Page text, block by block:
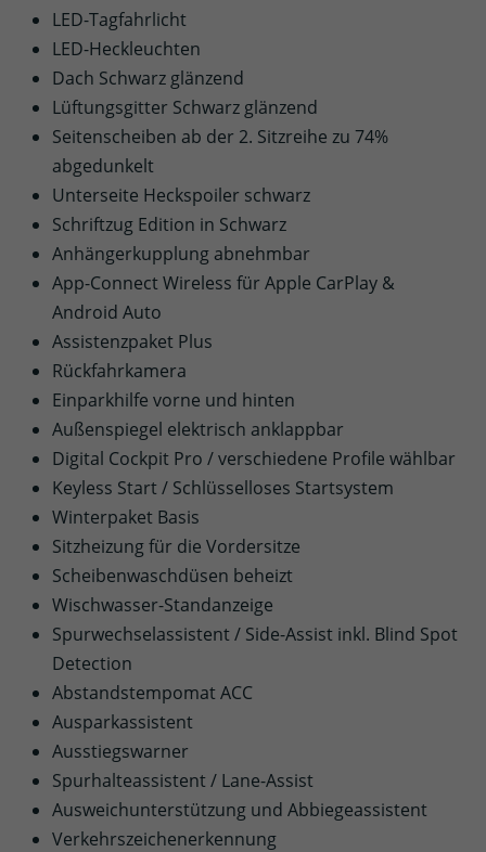
LED-Tagfahrlicht
LED-Heckleuchten
Dach Schwarz glänzend
Lüftungsgitter Schwarz glänzend
Seitenscheiben ab der 2. Sitzreihe zu 74%
abgedunkelt
Unterseite Heckspoiler schwarz
Schriftzug Edition in Schwarz
Anhängerkupplung abnehmbar
App-Connect Wireless für Apple CarPlay &
Android Auto
Assistenzpaket Plus
Rückfahrkamera
Einparkhilfe vorne und hinten
Außenspiegel elektrisch anklappbar
Digital Cockpit Pro / verschiedene Profile wählbar
Keyless Start / Schlüsselloses Startsystem
Winterpaket Basis
Sitzheizung für die Vordersitze
Scheibenwaschdüsen beheizt
Wischwasser-Standanzeige
Spurwechselassistent / Side-Assist inkl. Blind Spot
Detection
Abstandstempomat ACC
Ausparkassistent
Ausstiegswarner
Spurhalteassistent / Lane-Assist
Ausweichunterstützung und Abbiegeassistent
Verkehrszeichenerkennung